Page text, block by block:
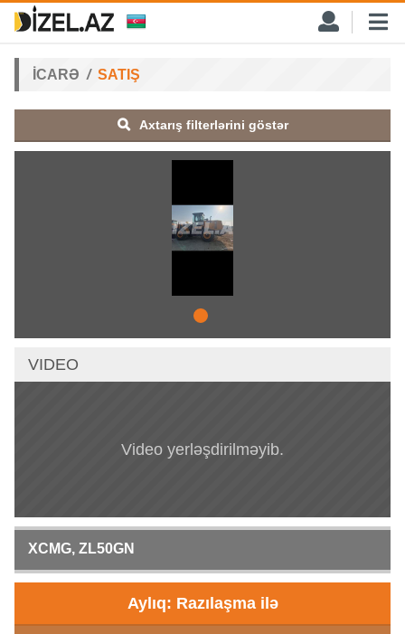
İCARƏ SATIŞ
Axtarış filterlərini göstər
VIDEO
Video yerləşdirilməyib.
XCMG, ZL50GN
Aylıq: Razılaşma ilə